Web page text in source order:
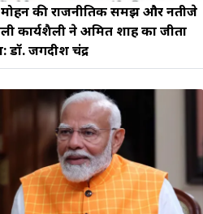
मोहन की राजनीतिक समझ और नतीजे
कार्यशैली ने अमित शाह का जीता
डॉ. जगदीश चंद्र